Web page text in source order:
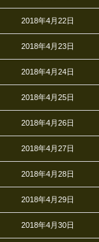
2018年4月22日
2018年4月23日
2018年4月24日
2018年4月25日
2018年4月26日
2018年4月27日
2018年4月28日
2018年4月29日
2018年4月30日